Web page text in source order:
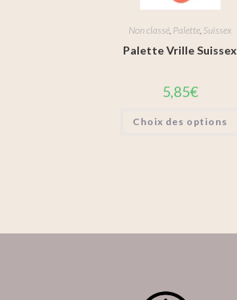
Non classé Palette Suissex
Palette Vrille Suissex
5,85€
Choix des options